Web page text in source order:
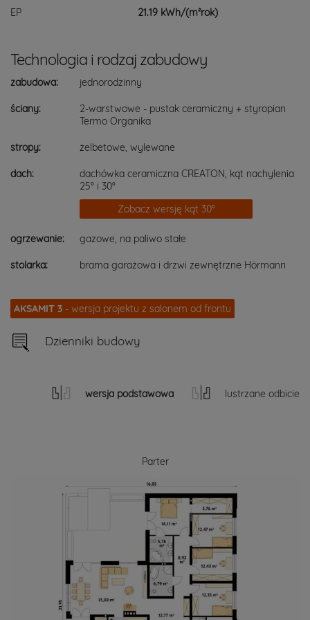
EP
21.19 kWh/(m²rok)
Technologia i rodzaj zabudowy
zabudowa: jednorodzinny
ściany:
2-warstwowe - pustak ceramiczny + styropian
Termo Organika
stropy: żelbetowe, wylewane
dach:
dachówka ceramiczna CREATON, kąt nachylenia
25° i 30°
Zobacz wersję kąt 30°
ogrzewanie: gazowe, na paliwo stałe
stolarka: brama garażowa i drzwi zewnętrzne Hörmann
AKSAMIT 3 - wersja projektu z salonem od frontu
Dzienniki budowy
wersja podstawowa lustrzane odbicie
Parter